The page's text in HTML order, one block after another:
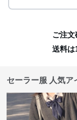
ご注文
送料は
セーラー服 人気ア